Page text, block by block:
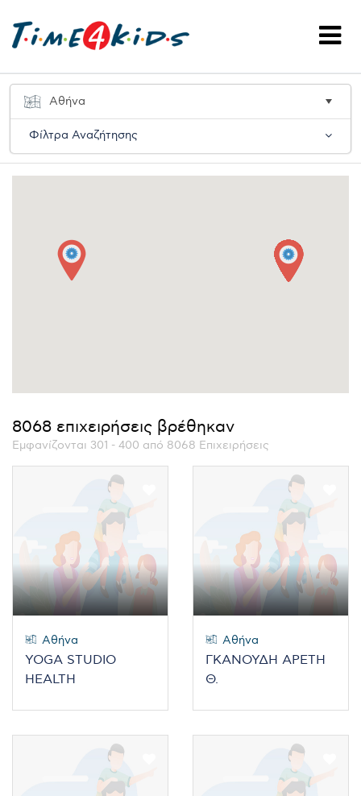
Φίλτρα Αναζήτησης
8068 επιχειρήσεις βρέθηκαν
Εμφανίζονται 301 - 400 από 8068 Επιχειρήσεις
Αθήνα
YOGA STUDIO
HEALTH
Αθήνα
ΓΚΑΝΟΥΔΗ ΑΡΕΤΗ
Θ.